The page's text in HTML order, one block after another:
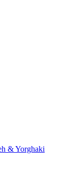
& Yorghaki